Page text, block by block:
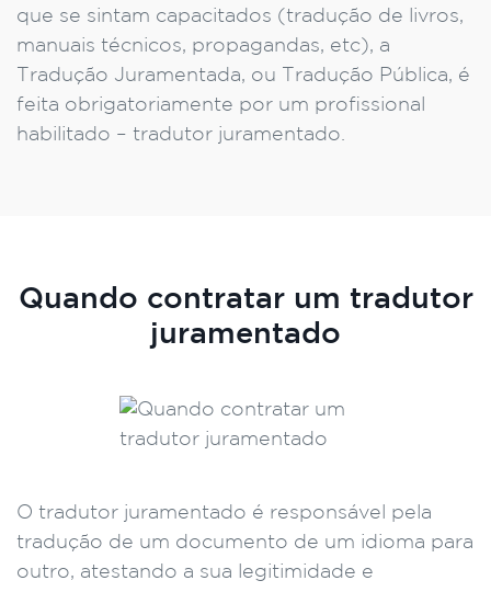
que se sintam capacitados (tradução de livros,
manuais técnicos, propagandas, etc), a
Tradução Juramentada, ou Tradução Pública, é
feita obrigatoriamente por um profissional
habilitado – tradutor juramentado.
Quando contratar um tradutor
juramentado
O tradutor juramentado é responsável pela
tradução de um documento de um idioma para
outro, atestando a sua legitimidade e